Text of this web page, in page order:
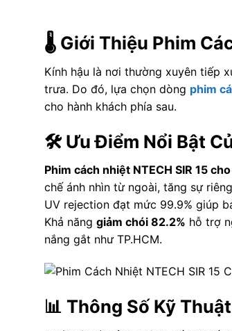
🌡️ Giới Thiệu Phim
Kính hậu là nơi thường xuyên tiếp
trưa. Do đó, lựa chọn dòng phim
cho hành khách phía sau.
🛠️ Ưu Điểm Nổi Bật
Phim cách nhiệt NTECH SIR 15
chế ánh nhìn từ ngoài, tăng sự
UV rejection đạt mức 99.9% giúp
Khả năng giảm chói 82.2% hỗ trợ
nắng gắt như TP.HCM.
📊 Thông Số Kỹ